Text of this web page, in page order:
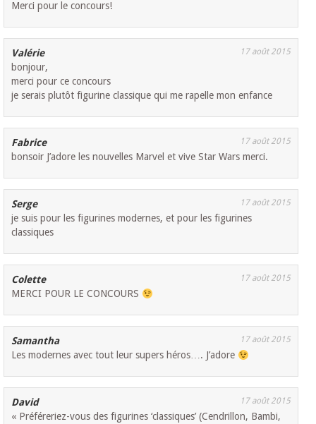
Merci pour le concours!
Valérie 17 août 2015
bonjour,
merci pour ce concours
je serais plutôt figurine classique qui me rapelle mon enfance
Fabrice 17 août 2015
bonsoir J’adore les nouvelles Marvel et vive Star Wars merci.
Serge 17 août 2015
je suis pour les figurines modernes, et pour les figurines
classiques
Colette 17 août 2015
MERCI POUR LE CONCOURS
Samantha 17 août 2015
Les modernes avec tout leur supers héros…. J’adore
David 17 août 2015
« Préféreriez-vous des figurines ‘classiques’ (Cendrillon, Bambi,